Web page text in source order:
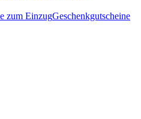
zum EinzugGeschenkgutscheine